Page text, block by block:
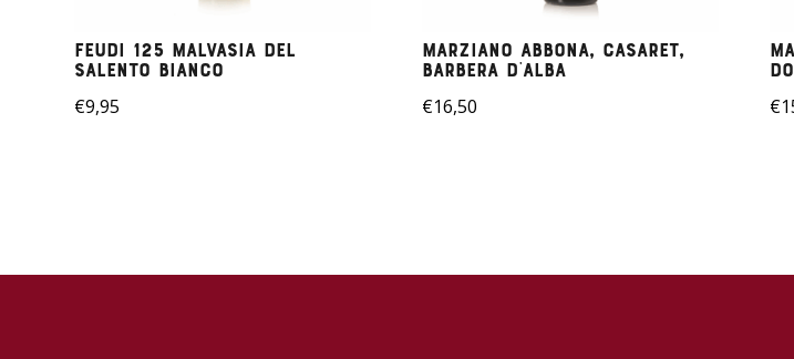
Feudi 125 Malvasia del
Salento Bianco
€9,95
Marziano Abbona, Casaret,
Barbera D’alba
€16,50 €